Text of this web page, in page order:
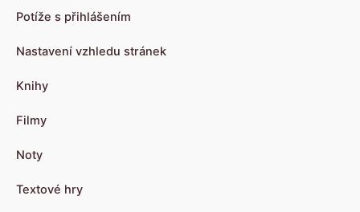
Potíže s přihlášením
Nastavení vzhledu stránek
Knihy
Filmy
Noty
Textové hry